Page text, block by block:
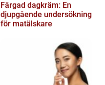
Färgad dagkräm: En
djupgående undersökning
för matälskare